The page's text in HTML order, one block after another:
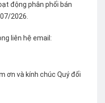
động phân phối bán
2026.
liên hệ email:
ơn và kính chúc Quý đối